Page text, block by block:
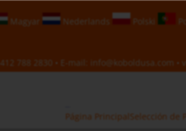
Magyar Nederlands Polski
788 2830 • E-mail: info@koboldusa.com •
Página Principal Selección de